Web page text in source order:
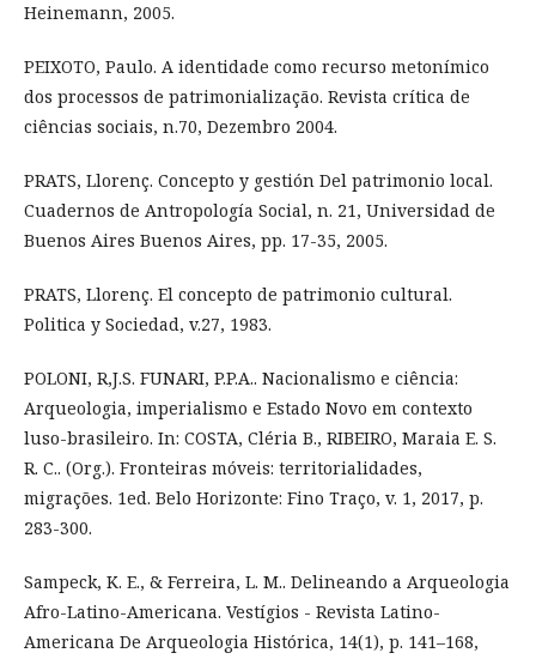
Heinemann, 2005.
PEIXOTO, Paulo. A identidade como recurso metonímico
dos processos de patrimonialização. Revista crítica de
ciências sociais, n.70, Dezembro 2004.
PRATS, Llorenç. Concepto y gestión Del patrimonio local.
Cuadernos de Antropología Social, n. 21, Universidad de
Buenos Aires Buenos Aires, pp. 17-35, 2005.
PRATS, Llorenç. El concepto de patrimonio cultural.
Politica y Sociedad, v.27, 1983.
POLONI, R,J.S. FUNARI, P.P.A.. Nacionalismo e ciência:
Arqueologia, imperialismo e Estado Novo em contexto
luso-brasileiro. In: COSTA, Cléria B., RIBEIRO, Maraia E. S.
R. C.. (Org.). Fronteiras móveis: territorialidades,
migrações. 1ed. Belo Horizonte: Fino Traço, v. 1, 2017, p.
283-300.
Sampeck, K. E., & Ferreira, L. M.. Delineando a Arqueologia
Afro-Latino-Americana. Vestígios - Revista Latino-
Americana De Arqueologia Histórica, 14(1), p. 141–168,